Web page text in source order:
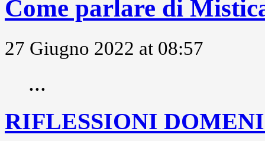
Come parlare di
27 Giugno 2022 at 08:57
...
RIFLESSIONI